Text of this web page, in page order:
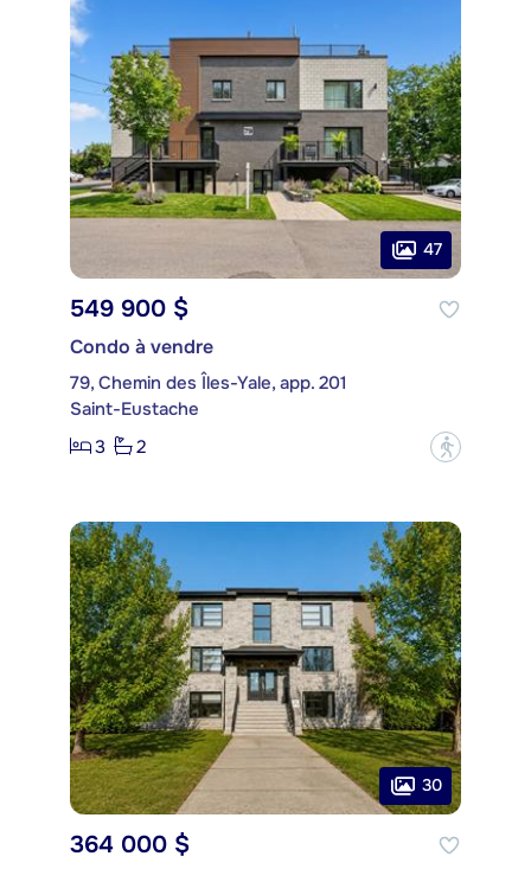
47
549 900 $
Condo à vendre
79, Chemin des Îles-Yale, app. 201
Saint-Eustache
3
2 ?
30
364 000 $